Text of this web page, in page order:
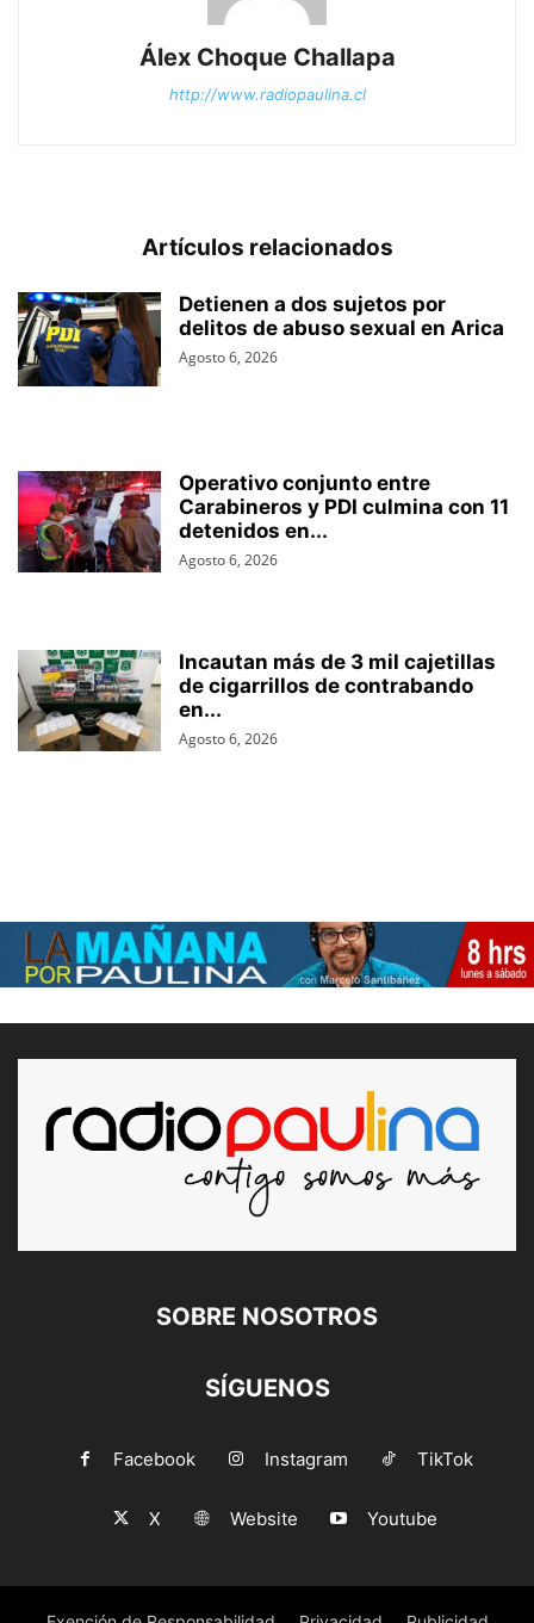
Álex Choque Challapa
http://www.radiopaulina.cl
Artículos relacionados
Detienen a dos sujetos por
delitos de abuso sexual en Arica
Agosto 6, 2026
Operativo conjunto entre
Carabineros y PDI culmina con 11
detenidos en...
Agosto 6, 2026
Incautan más de 3 mil cajetillas
de cigarrillos de contrabando
en...
Agosto 6, 2026
SOBRE NOSOTROS
SÍGUENOS
Facebook Instagram TikTok
X Website Youtube